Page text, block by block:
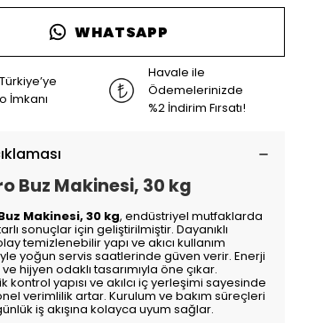
WHATSAPP
İmkanı
Havale ile
Ödemelerinizde
%2 İndirim Fırsatı!
Buz Makinesi, 30 kg
Makinesi, 30 kg, endüstriyel mutfaklarda
sonuçlar için geliştirilmiştir. Dayanıklı
temizlenebilir yapı ve akıcı kullanım
yoğun servis saatlerinde güven verir. Enerji
hijyen odaklı tasarımıyla öne çıkar.
kontrol yapısı ve akılcı iç yerleşimi sayesinde
verimlilik artar. Kurulum ve bakım süreçleri
iş akışına kolayca uyum sağlar.